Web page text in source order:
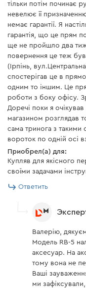
тільки потім починає
невелює її
немає гарантії. Я
гарантія, що це прям
ще не пройшло два
повернення це теж
(Ірпінь,
спостерігав це в
одним то іншим. Це
роботи з боку офісу.
Доречі поки я
магазином розглядав
сама тринога з
вороток по одній осі
Приобрел(а) для:
Купляв для якісного
своїми задачами
Ответить
Валерію,
Модель RB-5
аксесуар. На
тому вона не
Ваші
ми